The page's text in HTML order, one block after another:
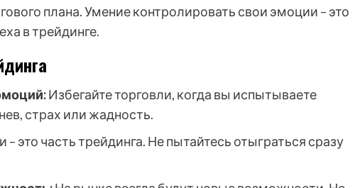
плана. Умение контролировать свои эмоции – это
в трейдинге.
Избегайте торговли, когда вы испытываете
страх или жадность.
– это часть трейдинга. Не пытайтесь отыграться сразу